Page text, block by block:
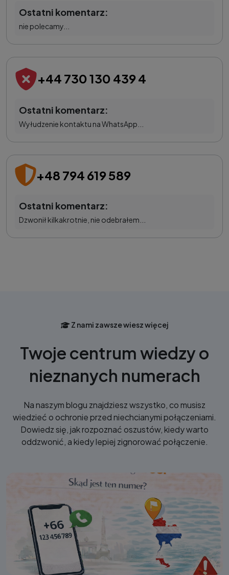
Ostatni komentarz:
nie polecamy...
+44 730 130 439 4
Ostatni komentarz:
Wyłudzenie kontaktu na WhatsApp...
+48 794 619 589
Ostatni komentarz:
Dzwonił kilkakrotnie, nie odebrałem...
Z nami zawsze wiesz więcej
Twoje centrum wiedzy o
nieznanych numerach
Na naszym blogu znajdziesz wszystko, co musisz
wiedzieć o ochronie przed niechcianymi połączeniami.
Dowiedz się, jak rozpoznać oszustów, kiedy warto
oddzwonić, a kiedy lepiej zignorować połączenie.